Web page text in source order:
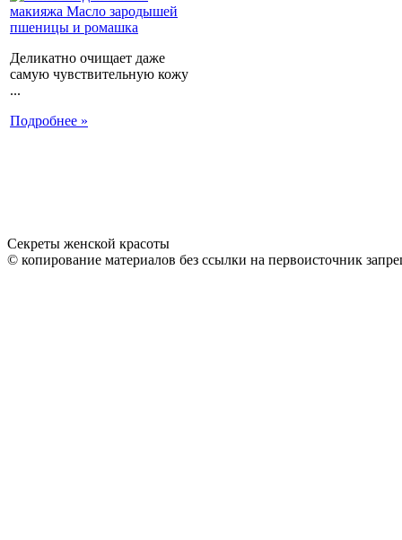
Деликатно очищает даже
самую чувствительную кожу
...
Подробнее »
Секреты женской красоты
© копирование материалов без ссылки на первоисточник